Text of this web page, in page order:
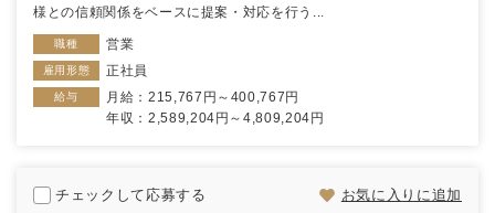
様との信頼関係をベースに提案・対応を行う...
職種 営業
雇用形態 正社員
給与
月給：215,767円～400,767円
年収：2,589,204円～4,809,204円
チェックして応募する お気に入りに追加